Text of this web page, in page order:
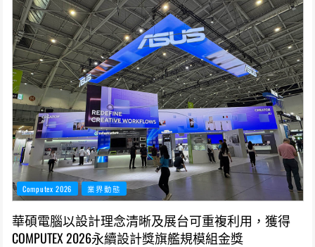
Computex 2026 業界動態
華碩電腦以設計理念清晰及展台可重複利用，獲得
COMPUTEX 2026永續設計獎旗艦規模組金獎